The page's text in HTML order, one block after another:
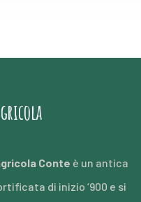
Conte è un antica
di inizio ‘900 e si